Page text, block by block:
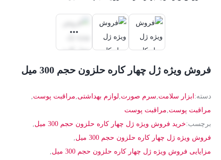
فروش ویژه ژل چهار کاره حلزون حجم 300 میل
دسته: ابزار سلامت,سرم صورت,لوازم بهداشتی,مراقبت پوست,
مراقبت پوست,مراقبت پوست
برچسب:خرید فروش ویژه ژل چهار کاره حلزون حجم 300 میل
,
فروش ویژه ژل چهار کاره حلزون حجم 300 میل
,
مزایایی فروش ویژه ژل چهار کاره حلزون حجم 300 میل
,